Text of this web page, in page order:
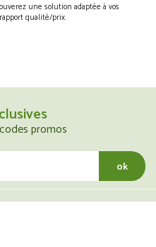
une solution adaptée à vos
qualité/prix.
promos